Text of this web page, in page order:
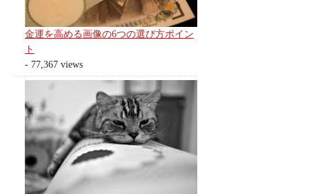
金運を高める画像の6つの選び方ポイン
ト
- 77,367 views